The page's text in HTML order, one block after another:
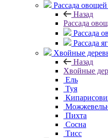
Рассада
Назад
Рассада
Рассада
Рассада
Хвойные
Назад
Хвойные
Ель
Туя
Пихта
Сосна
Тисc